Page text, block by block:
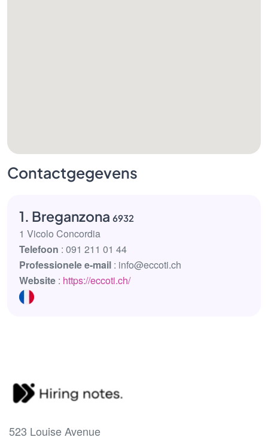
Contactgegevens
1. Breganzona 6932
1 Vicolo Concordia
Telefoon : 091 211 01 44
Professionele e-mail : info@eccoti.ch
Website : https://eccoti.ch/
523 Louise Avenue